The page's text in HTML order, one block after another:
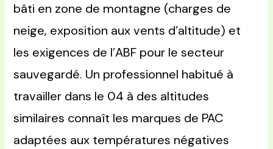
bâti en zone de montagne (charges de
neige, exposition aux vents d’altitude) et
les exigences de l’ABF pour le secteur
sauvegardé. Un professionnel habitué à
travailler dans le 04 à des altitudes
similaires connaît les marques de PAC
adaptées aux températures négatives